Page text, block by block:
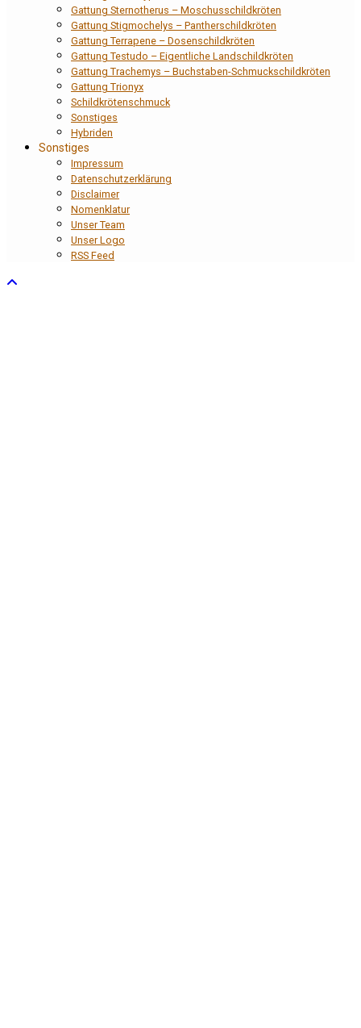
Gattung Sternotherus – Moschusschildkröten
Gattung Stigmochelys – Pantherschildkröten
Gattung Terrapene – Dosenschildkröten
Gattung Testudo – Eigentliche Landschildkröten
Gattung Trachemys – Buchstaben-Schmuckschildkröten
Gattung Trionyx
Schildkrötenschmuck
Sonstiges
Hybriden
Sonstiges
Impressum
Datenschutzerklärung
Disclaimer
Nomenklatur
Unser Team
Unser Logo
RSS Feed